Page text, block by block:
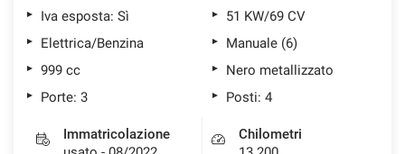
Iva esposta: Sì
51 KW/69 CV
Elettrica/Benzina
Manuale (6)
999 cc
Nero metallizzato
Porte: 3
Posti: 4
Immatricolazione
Chilometri
Per
ottenere
maggiori
informazioni
e
funzionamento